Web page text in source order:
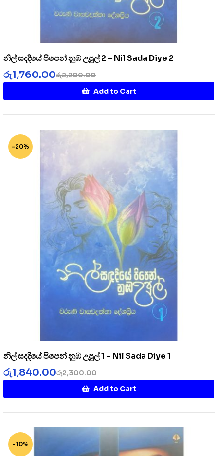
නිල් සදදියේ පිපෙන් නුඹ උපුල් 2 – Nil Sada Diye 2
රු2,200.00
රු1,760.00
Add to Cart
-20%
නිල් සදදියේ පිපෙන් නුඹ උපුල් 1 – Nil Sada Diye 1
රු2,300.00
රු1,840.00
Add to Cart
-10%